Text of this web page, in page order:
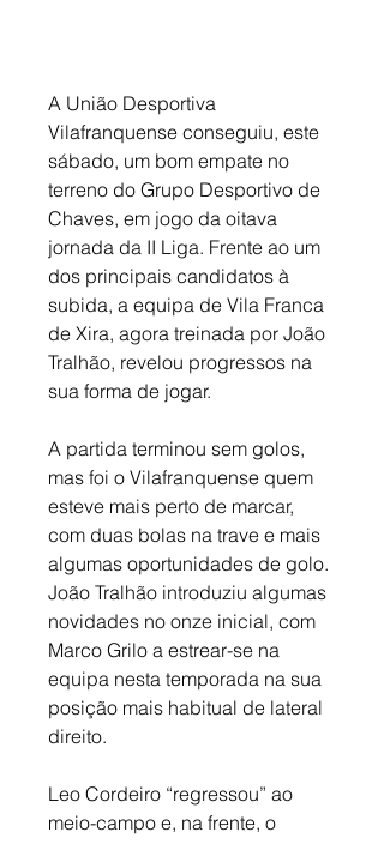
A União Desportiva
Vilafranquense conseguiu, este
sábado, um bom empate no
terreno do Grupo Desportivo de
Chaves, em jogo da oitava
jornada da II Liga. Frente ao um
dos principais candidatos à
subida, a equipa de Vila Franca
de Xira, agora treinada por João
Tralhão, revelou progressos na
sua forma de jogar.
A partida terminou sem golos,
mas foi o Vilafranquense quem
esteve mais perto de marcar,
com duas bolas na trave e mais
algumas oportunidades de golo.
João Tralhão introduziu algumas
novidades no onze inicial, com
Marco Grilo a estrear-se na
equipa nesta temporada na sua
posição mais habitual de lateral
direito.
Leo Cordeiro “regressou” ao
meio-campo e, na frente, o